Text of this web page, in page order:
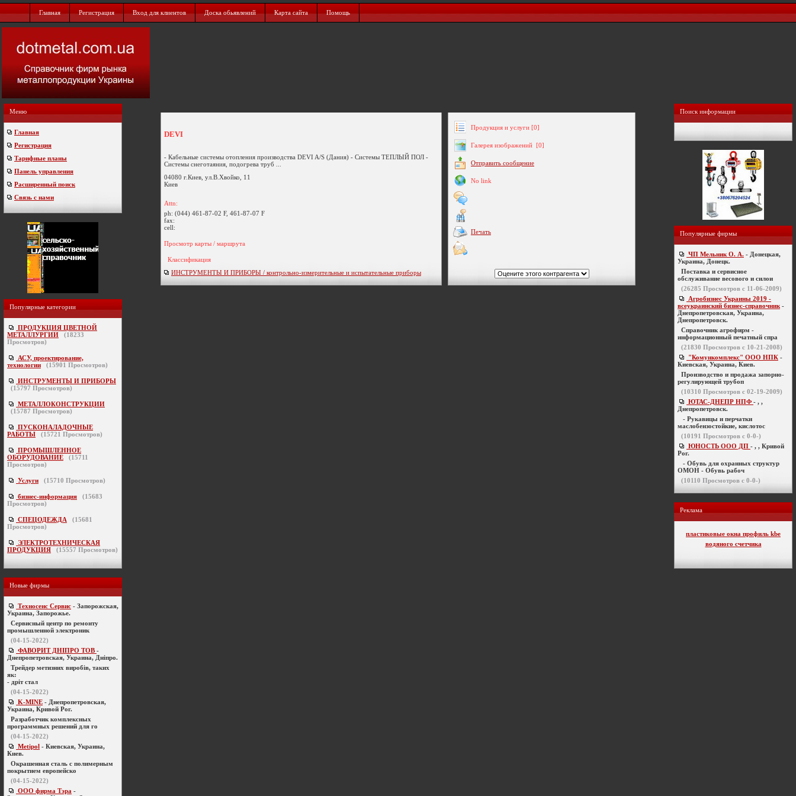
Главная Регистрация Вход для клиентов Доска обьявлений Карта сайта Помощь
Меню
Главная
Регистрация
Тарифные планы
Панель управления
Расширенный поиск
Связь с нами
Популярные категории
ПРОДУКЦИЯ ЦВЕТНОЙ
МЕТАЛЛУРГИИ
(18233
Просмотров)
АСУ, проектирование,
технологии
(15901 Просмотров)
ИНСТРУМЕНТЫ И ПРИБОРЫ
(15797 Просмотров)
МЕТАЛЛОКОНСТРУКЦИИ
(15787 Просмотров)
ПУСКОНАЛАДОЧНЫЕ
РАБОТЫ
(15721 Просмотров)
ПРОМЫШЛЕННОЕ
ОБОРУДОВАНИЕ
(15711
Просмотров)
Услуги (15710 Просмотров)
бизнес-информация (15683
Просмотров)
СПЕЦОДЕЖДА (15681
Просмотров)
ЭЛЕКТРОТЕХНИЧЕСКАЯ
ПРОДУКЦИЯ
(15557 Просмотров)
Новые фирмы
Техносенс Сервис - Запорожская,
Украина, Запорожье.
Cервисный центр по ремонту
промышленной электроник
(04-15-2022)
ФАВОРИТ ДНІПРО ТОВ -
Днепропетровская, Украина, Дніпро.
Трейдер метизних виробів, таких
як:
- дріт стал
(04-15-2022)
K-MINE - Днепропетровская,
Украина, Кривой Рог.
Разработчик комплексных
программных решений для го
(04-15-2022)
Metipol - Киевская, Украина,
Киев.
Окрашенная сталь с полимерным
покрытием европейско
(04-15-2022)
ООО фирма Тэра -
DEVI
- Кабельные системы отопления производства DEVI A/S (Дания) - Системы ТЕПЛЫЙ ПОЛ -
Системы снеготаяния, подогрева труб ...
04080 г.Киев, ул.В.Хвойко, 11
Киев
Attn:
ph: (044) 461-87-02 F, 461-87-07 F
fax:
cell:
Просмотр карты / маршрута
Классификация
ИНСТРУМЕНТЫ И ПРИБОРЫ / контрольно-измерительные и испытательные приборы
Продукция и услуги [0]
Галерея изображений [0]
Отправить сообщение
No link
Печать
Поиск информации
Популярные фирмы
ЧП Мельник О. А. - Донецкая,
Украина, Донецк.
Поставка и сервисное
обслуживание весового и силои
(26285 Просмотров с 11-06-2009)
Агробизнес Украины 2019 -
всеукраинский бизнес-справочник -
Днепропетровская, Украина,
Днепропетровск.
Справочник агрофирм -
информационный печатный спра
(21830 Просмотров с 10-21-2008)
"Комункомплекс" ООО НПК -
Киевская, Украина, Киев.
Производство и продажа запорно-
регулирующей трубоп
(10310 Просмотров с 02-19-2009)
ЮТАС-ДНЕПР НПФ - , ,
Днепропетровск.
- Рукавицы и перчатки
маслобензостойкие, кислотос
(10191 Просмотров с 0-0-)
ЮНОСТЬ ООО ДП - , , Кривой
Рог.
- Обувь для охранных структур
ОМОН - Обувь рабоч
(10110 Просмотров с 0-0-)
Реклама
пластиковые окна профиль kbe
водяного счетчика